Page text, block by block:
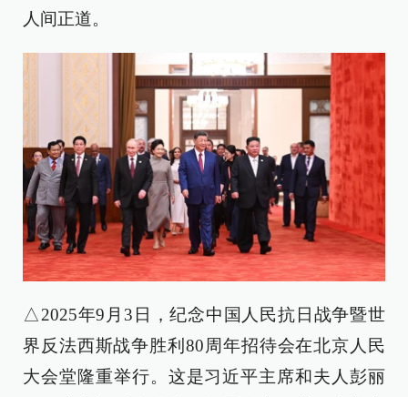
人间正道。
△2025年9月3日，纪念中国人民抗日战争暨世
界反法西斯战争胜利80周年招待会在北京人民
大会堂隆重举行。这是习近平主席和夫人彭丽